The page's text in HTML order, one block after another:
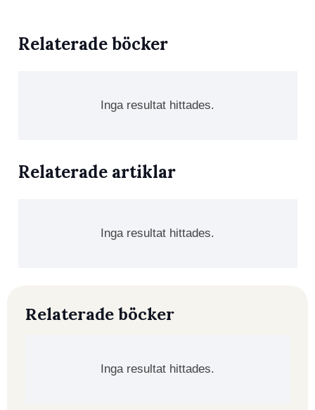
Relaterade böcker
Inga resultat hittades.
Relaterade artiklar
Inga resultat hittades.
Relaterade böcker
Inga resultat hittades.